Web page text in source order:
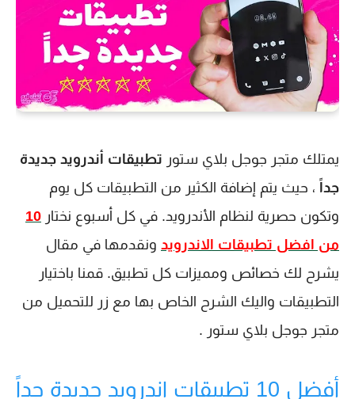
يمتلك متجر جوجل بلاي ستور تطبيقات أندرويد جديدة
جداً ، حيث يتم إضافة الكثير من التطبيقات كل يوم
وتكون حصرية لنظام الأندرويد. في كل أسبوع نختار 10
من افضل تطبيقات الاندرويد ونقدمها في مقال
يشرح لك خصائص ومميزات كل تطبيق. قمنا باختيار
التطبيقات واليك الشرح الخاص بها مع زر للتحميل من
متجر جوجل بلاي ستور .
أفضل 10 تطبيقات اندرويد جديدة جداً